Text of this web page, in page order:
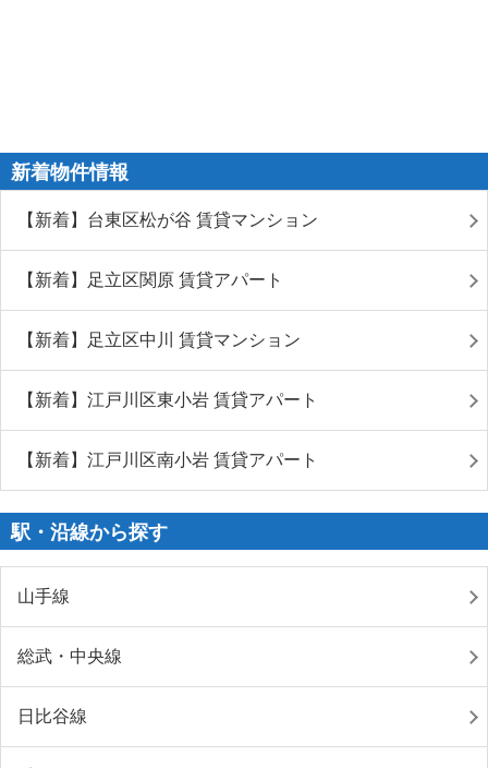
新着物件情報
【新着】台東区松が谷 賃貸マンション
【新着】足立区関原 賃貸アパート
【新着】足立区中川 賃貸マンション
【新着】江戸川区東小岩 賃貸アパート
【新着】江戸川区南小岩 賃貸アパート
駅・沿線から探す
山手線
総武・中央線
日比谷線